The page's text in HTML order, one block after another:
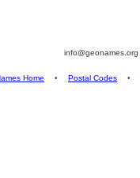
info@geonames.org
Home • Postal Codes •